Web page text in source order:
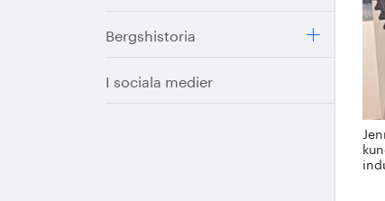
Bergshistoria
I sociala medier